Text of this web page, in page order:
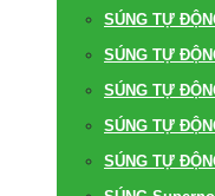
SÚNG TỰ
SÚNG TỰ
SÚNG TỰ
SÚNG TỰ
SÚNG TỰ